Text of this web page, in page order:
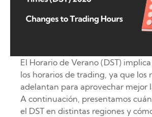
El Horario de Verano (DST)
los horarios de trading, ya que los
adelantan para aprovechar mejor
A continuación, presentamos
el DST en distintas regiones y